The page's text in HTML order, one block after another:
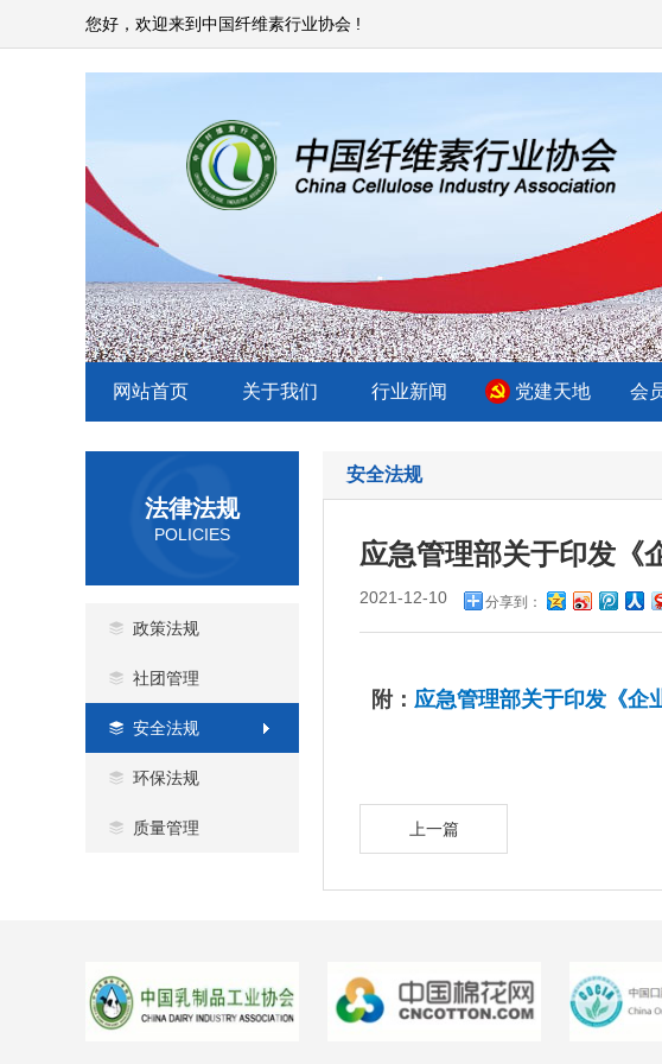
您好，欢迎来到中国纤维素行业协会 !
网站首页 关于我们 行业新闻 党建天地 会
法律法规
POLICIES
政策法规
社团管理
安全法规
环保法规
质量管理
安全法规
应急管理部关于印发《
2021-12-10 分享到：
附： 应急管理部关于印发《企
上一篇